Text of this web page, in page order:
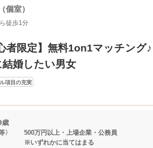
個室）
徒歩1分
者限定】無料1on1マッチング♪
婚したい男女
項目の充実
歳
等〉 500万円以上・上場企業・公務員
れかに当てはまる